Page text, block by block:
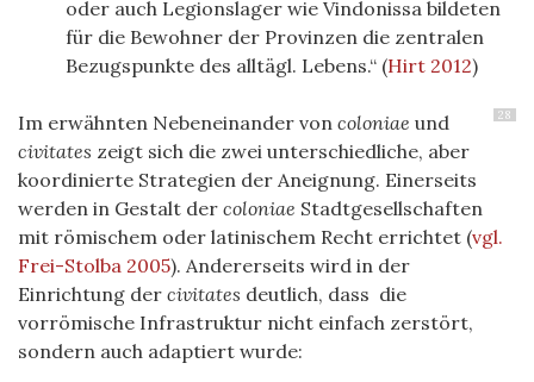
oder auch Legionslager wie Vindonissa bildeten
für die Bewohner der Provinzen die zentralen
Bezugspunkte des alltägl. Lebens.“ (Hirt 2012)
28
Im erwähnten Nebeneinander von coloniae und
civitates zeigt sich die zwei unterschiedliche, aber
koordinierte Strategien der Aneignung. Einerseits
werden in Gestalt der coloniae Stadtgesellschaften
mit römischem oder latinischem Recht errichtet (vgl.
Frei-Stolba 2005). Andererseits wird in der
Einrichtung der civitates deutlich, dass die
vorrömische Infrastruktur nicht einfach zerstört,
sondern auch adaptiert wurde: